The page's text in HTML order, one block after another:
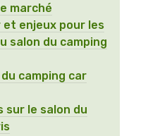
marché
et enjeux pour les
salon du camping
camping car
le salon du